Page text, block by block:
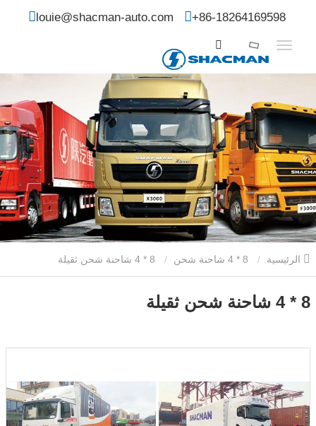
+86-18264169598
louie@shacman-auto.com
8 * 4 شاحنة شحن
8 * 4 شاحنة شحن ثقيلة